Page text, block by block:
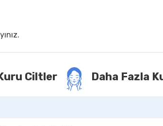
Ciltler Daha Fazla